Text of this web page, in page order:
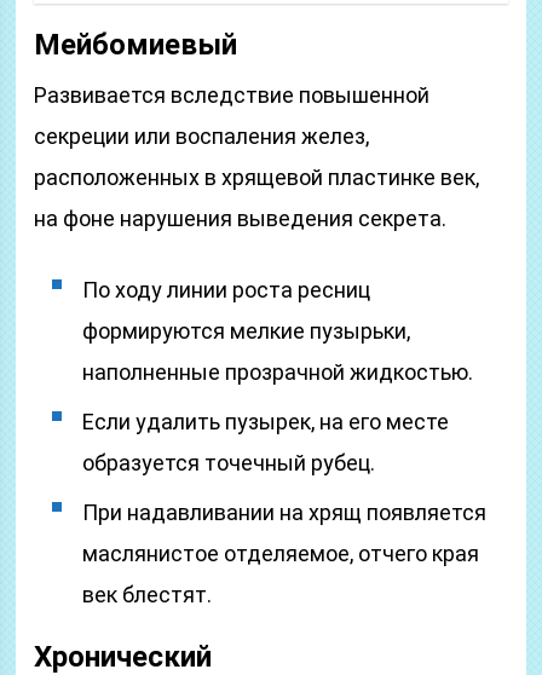
Мейбомиевый
Развивается вследствие повышенной
секреции или воспаления желез,
расположенных в хрящевой пластинке век,
на фоне нарушения выведения секрета.
По ходу линии роста ресниц
формируются мелкие пузырьки,
наполненные прозрачной жидкостью.
Если удалить пузырек, на его месте
образуется точечный рубец.
При надавливании на хрящ появляется
маслянистое отделяемое, отчего края
век блестят.
Хронический